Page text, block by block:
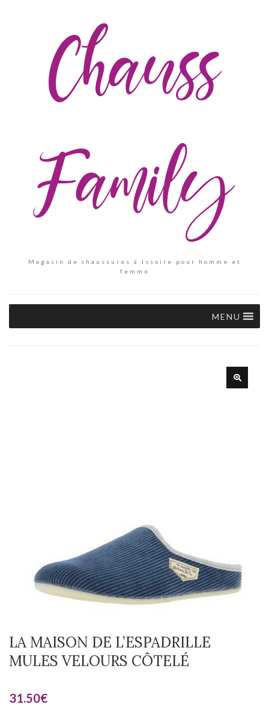
Chauss
Family
Magasin de chaussures à Issoire pour homme et
femme
MENU
LA MAISON DE L’ESPADRILLE
MULES VELOURS CÔTELÉ
31.50€